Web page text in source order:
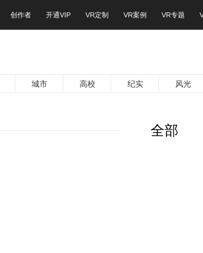
创作者 开通VIP VR定制 VR案例 VR专题
城市 高校 纪实 风光
全部